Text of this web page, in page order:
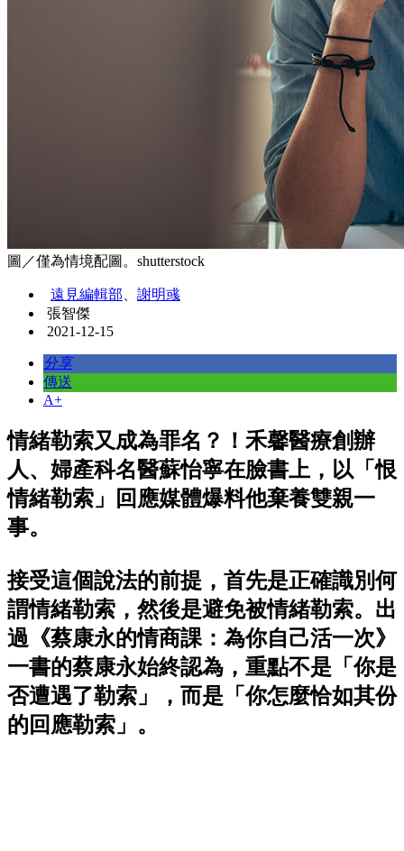
圖／僅為情境配圖。shutterstock
遠見編輯部
謝明彧
張智傑
2021-12-15
分享
傳送
A+
情緒勒索又成為罪名？！禾馨醫療創辦
人、婦產科名醫蘇怡寧在臉書上，以「恨
情緒勒索」回應媒體爆料他棄養雙親一
事。
接受這個說法的前提，首先是正確識別何
謂情緒勒索，然後是避免被情緒勒索。出
過《蔡康永的情商課：為你自己活一次》
一書的蔡康永始終認為，重點不是「你是
否遭遇了勒索」，而是「你怎麼恰如其份
的回應勒索」。